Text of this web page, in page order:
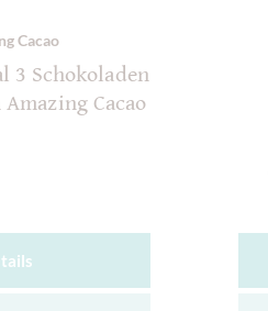
Cacao
3 Schokoladen
Cacao